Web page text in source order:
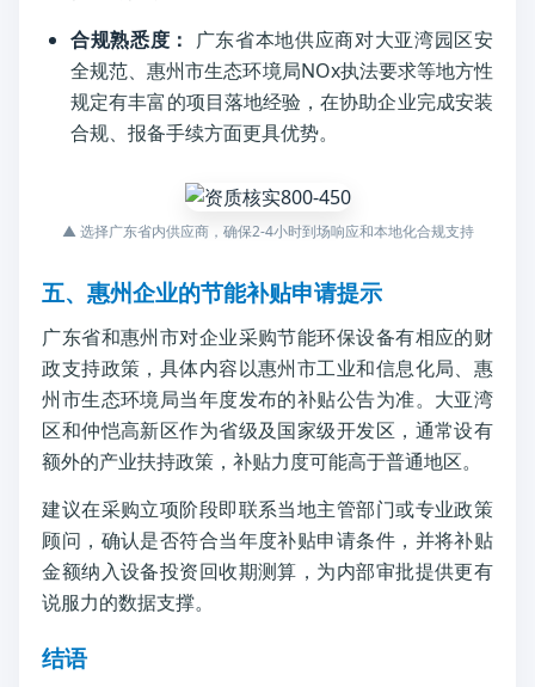
合规熟悉度： 广东省本地供应商对大亚湾园区安
全规范、惠州市生态环境局NOx执法要求等地方性
规定有丰富的项目落地经验，在协助企业完成安装
合规、报备手续方面更具优势。
▲ 选择广东省内供应商，确保2-4小时到场响应和本地化合规支持
五、惠州企业的节能补贴申请提示
广东省和惠州市对企业采购节能环保设备有相应的财
政支持政策，具体内容以惠州市工业和信息化局、惠
州市生态环境局当年度发布的补贴公告为准。大亚湾
区和仲恺高新区作为省级及国家级开发区，通常设有
额外的产业扶持政策，补贴力度可能高于普通地区。
建议在采购立项阶段即联系当地主管部门或专业政策
顾问，确认是否符合当年度补贴申请条件，并将补贴
金额纳入设备投资回收期测算，为内部审批提供更有
说服力的数据支撑。
结语